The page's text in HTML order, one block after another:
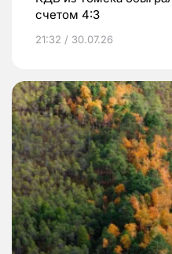
счетом 4:3
21:32 / 30.07.26